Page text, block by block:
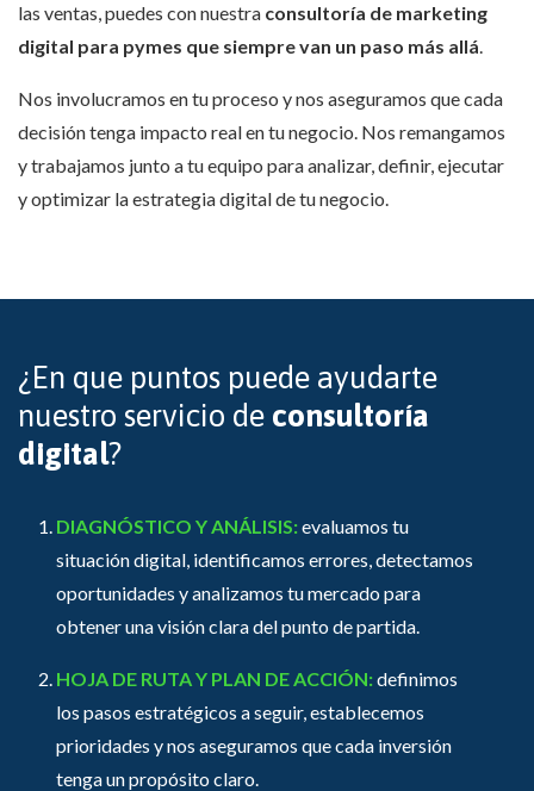
las ventas, puedes con nuestra consultoría de marketing
digital para pymes que siempre van un paso más allá.
Nos involucramos en tu proceso y nos aseguramos que cada
decisión tenga impacto real en tu negocio. Nos remangamos
y trabajamos junto a tu equipo para analizar, definir, ejecutar
y optimizar la estrategia digital de tu negocio.
¿En que puntos puede ayudarte
nuestro servicio de consultoría
digital?
DIAGNÓSTICO Y ANÁLISIS:evaluamos tu
situación digital, identificamos errores, detectamos
oportunidades y analizamos tu mercado para
obtener una visión clara del punto de partida.
HOJA DE RUTA Y PLAN DE ACCIÓN:definimos
los pasos estratégicos a seguir, establecemos
prioridades y nos aseguramos que cada inversión
tenga un propósito claro.